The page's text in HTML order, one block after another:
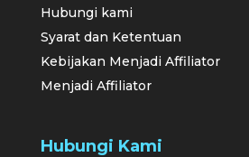
Hubungi kami
Syarat dan Ketentuan
Kebijakan Menjadi Affiliator
Menjadi Affiliator
Hubungi Kami